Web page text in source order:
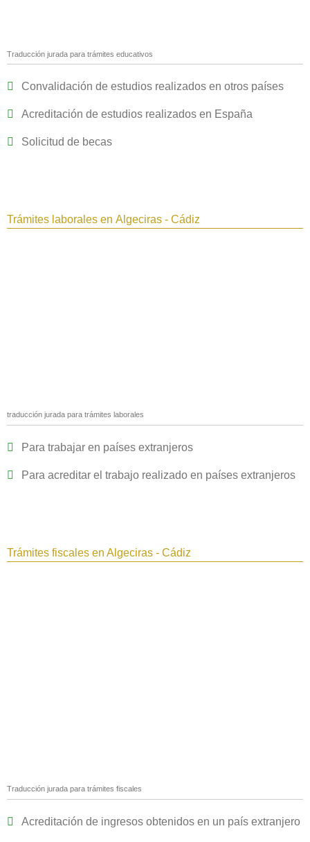
Traducción jurada para trámites educativos
Convalidación de estudios realizados en otros países
Acreditación de estudios realizados en España
Solicitud de becas
Trámites laborales en Algeciras - Cádiz
traducción jurada para trámites laborales
Para trabajar en países extranjeros
Para acreditar el trabajo realizado en países extranjeros
Trámites fiscales en Algeciras - Cádiz
Traducción jurada para trámites fiscales
Acreditación de ingresos obtenidos en un país extranjero